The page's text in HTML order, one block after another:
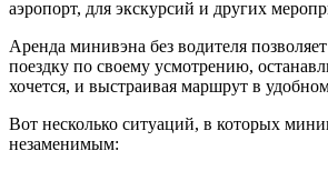
аэропорт, для экскурсий и других
Аренда минивэна без водителя
поездку по своему усмотрению,
хочется, и выстраивая маршрут в
Вот несколько ситуаций, в которых
незаменимым: